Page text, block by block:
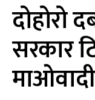
दोहोरो
सरकार